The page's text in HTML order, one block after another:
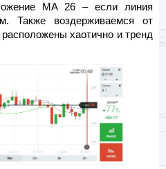
МА 26 – если линия
Также воздерживаемся от
хаотично и тренд